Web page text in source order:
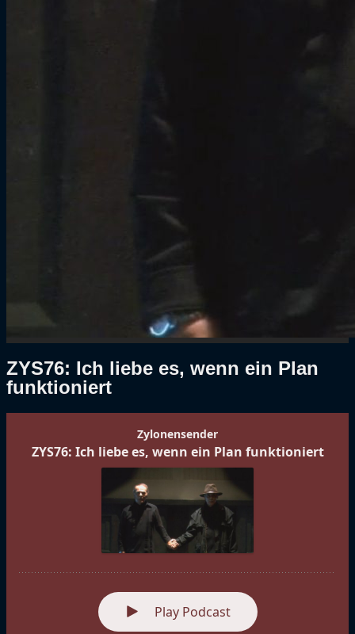
ZYS76: Ich liebe es, wenn ein Plan
funktioniert